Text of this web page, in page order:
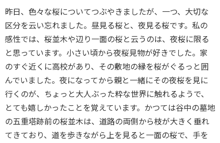
昨日、色々な桜についてつぶやきましたが、一つ、大切な
区分を云い忘れました。昼見る桜と、夜見る桜です。私の
感性では、桜並木や辺り一面の桜と云うのは、夜桜に限る
と思っています。小さい頃から夜桜見物が好きでした。家
のすぐ近くに高校があり、その敷地の縁を桜がぐるっと囲
んでいました。夜になってから親と一緒にその夜桜を見に
行くのが、ちょっと大人ぶった粋な世界に触れるようで、
とても嬉しかったことを覚えています。かつては谷中の墓地
の五重塔跡前の桜並木は、道路の両側から枝が大きく垂れ
てきており、道を歩きながら上を見ると一面の桜で、手を